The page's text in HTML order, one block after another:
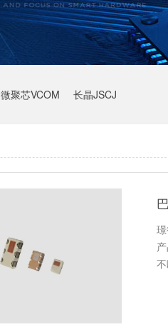
微聚芯VCOM 长晶JSCJ